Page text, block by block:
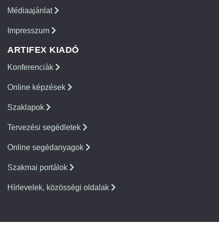
Médiaajánlat
Impresszum
ARTIFEX KIADÓ
Konferenciák
Online képzések
Szaklapok
Tervezési segédletek
Online segédanyagok
Szakmai portálok
Hírlevelek, közösségi oldalak